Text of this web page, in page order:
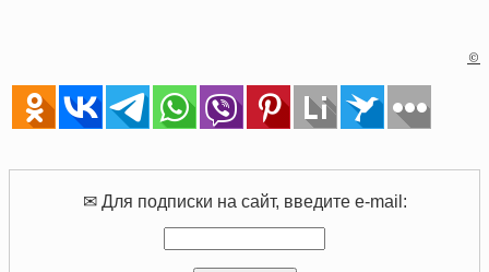
©
✉ Для подписки на сайт, введите e-mail: